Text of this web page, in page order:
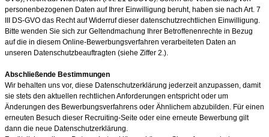
personenbezogenen Daten auf Ihrer Einwilligung beruht, haben sie nach Art. 7
III DS-GVO das Recht auf Widerruf dieser datenschutzrechtlichen Einwilligung.
Bitte wenden Sie sich zur Geltendmachung Ihrer Betroffenenrechte in Bezug
auf die in diesem Online-Bewerbungsverfahren verarbeiteten Daten an
unseren Datenschutzbeauftragten (siehe Ziffer 2.).
Abschließende Bestimmungen
Wir behalten uns vor, diese Datenschutzerklärung jederzeit anzupassen, damit
sie stets den aktuellen rechtlichen Anforderungen entspricht oder um
Änderungen des Bewerbungsverfahrens oder Ähnlichem abzubilden. Für einen
erneuten Besuch dieser Recruiting-Seite oder eine erneute Bewerbung gilt
dann die neue Datenschutzerklärung.